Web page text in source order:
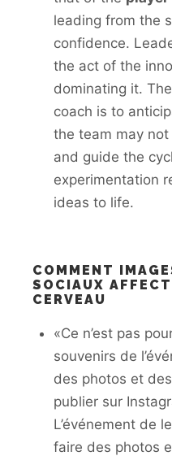
leading from the
confidence.
the act of the
dominating it.
coach is to
the team may
and guide the
experimentation
ideas to life.
COMMENT
SOCIAUX
CERVEAU
«Ce n’est pas
souvenirs de
des photos et
publier sur
L’événement de
faire des photos